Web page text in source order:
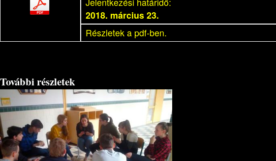
2018. március 23.
Részletek a pdf-ben.
További részletek